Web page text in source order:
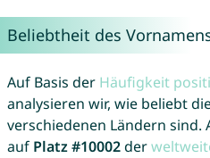
Beliebtheit des
Auf Basis der Häufigkeit
analysieren wir, wie beliebt
verschiedenen Ländern sind.
auf Platz #10002der